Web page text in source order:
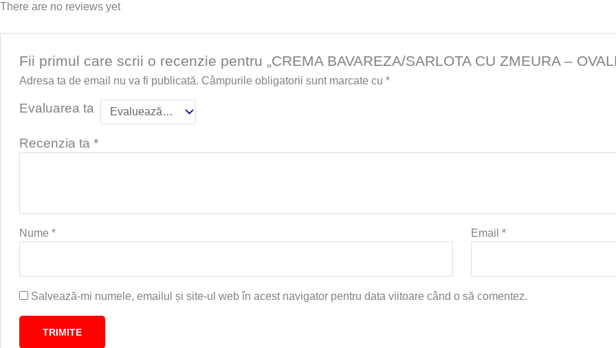
There are no reviews yet
Fii primul care scrii o recenzie pentru „CREMA BAVAREZA/SARLOTA CU ZMEURA –
Adresa ta de email nu va fi publicată. Câmpurile obligatorii sunt marcate cu *
Evaluarea ta
Recenzia ta *
Nume * Email *
Salvează-mi numele, emailul și site-ul web în acest navigator pentru data viitoare când o să comentez.